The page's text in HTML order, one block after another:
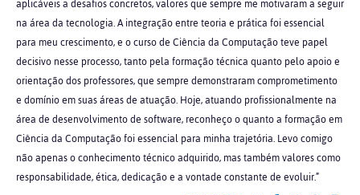
aplicáveis a desafios concretos, valores que sempre me motivaram a seguir
na área da tecnologia. A integração entre teoria e prática foi essencial
para meu crescimento, e o curso de Ciência da Computação teve papel
decisivo nesse processo, tanto pela formação técnica quanto pelo apoio e
orientação dos professores, que sempre demonstraram comprometimento
e domínio em suas áreas de atuação. Hoje, atuando profissionalmente na
área de desenvolvimento de software, reconheço o quanto a formação em
Ciência da Computação foi essencial para minha trajetória. Levo comigo
não apenas o conhecimento técnico adquirido, mas também valores como
responsabilidade, ética, dedicação e a vontade constante de evoluir.”